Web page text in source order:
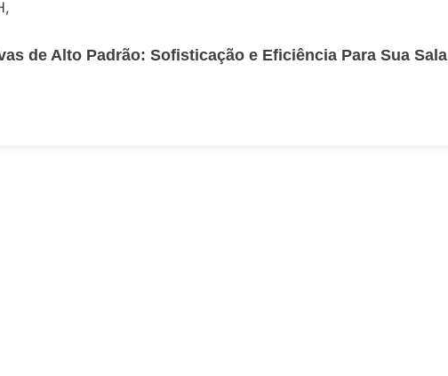
de Alto Padrão: Sofisticação e Eficiência Para Sua Sala